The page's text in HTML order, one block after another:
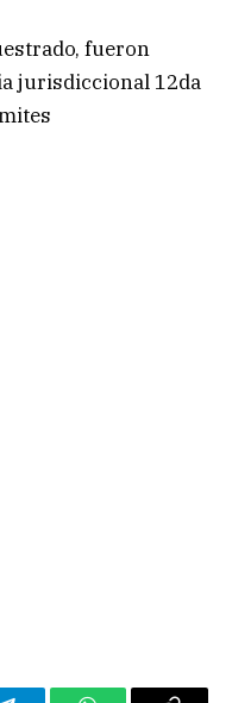
fueron
jurisdiccional 12da